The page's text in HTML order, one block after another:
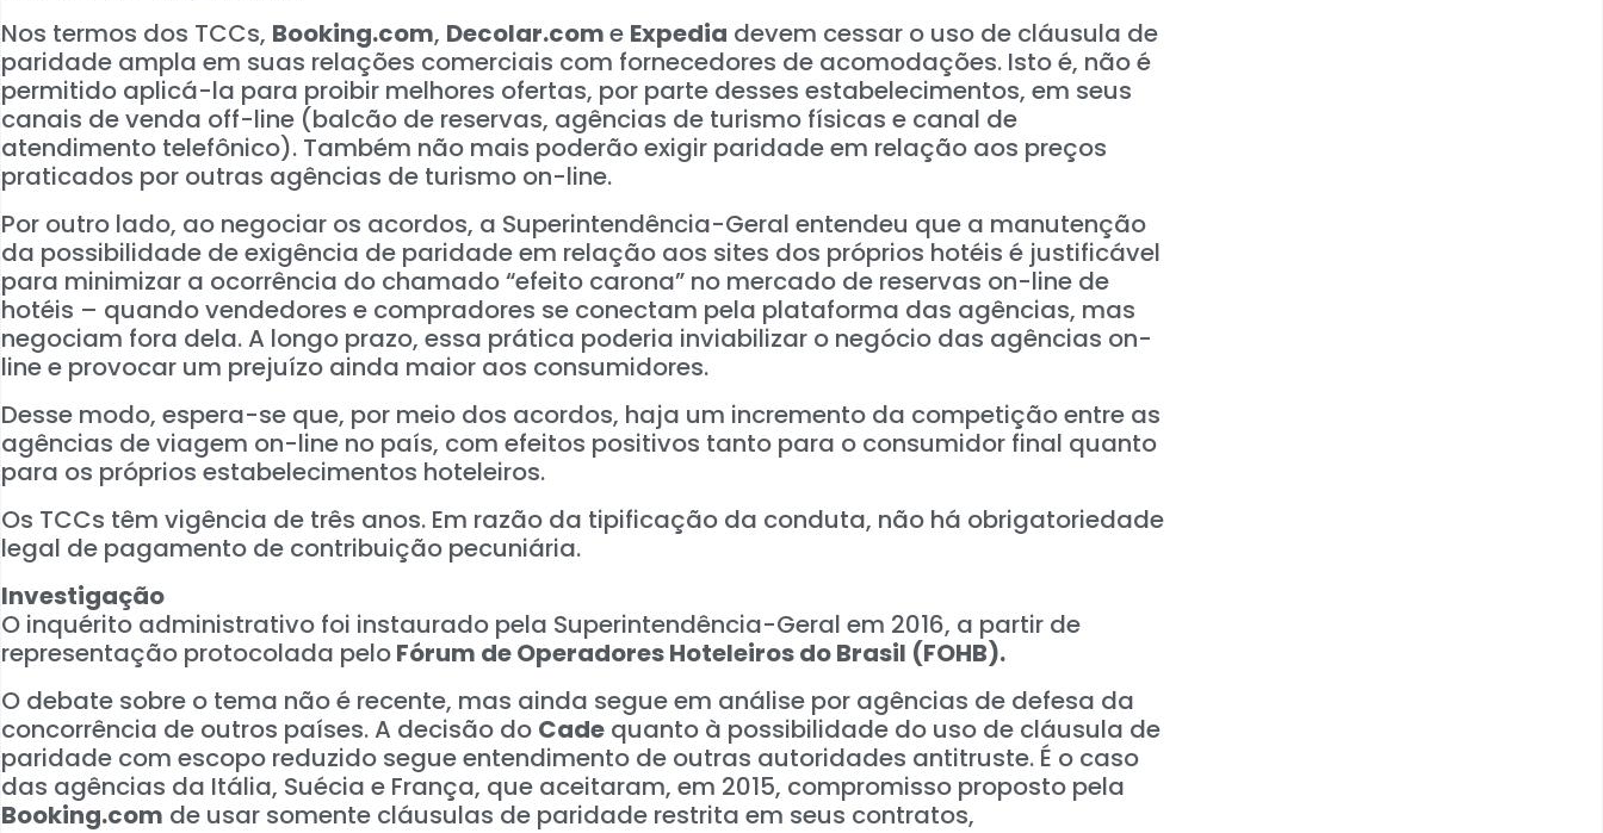
Nos termos dos TCCs, Booking.com, Decolar.come Expedia devem cessar o uso de cláusula de
paridade ampla em suas relações comerciais com fornecedores de acomodações. Isto é, não é
permitido aplicá-la para proibir melhores ofertas, por parte desses estabelecimentos, em seus
canais de venda off-line (balcão de reservas, agências de turismo físicas e canal de
atendimento telefônico). Também não mais poderão exigir paridade em relação aos preços
praticados por outras agências de turismo on-line.
Por outro lado, ao negociar os acordos, a Superintendência-Geral entendeu que a manutenção
da possibilidade de exigência de paridade em relação aos sites dos próprios hotéis é justificável
para minimizar a ocorrência do chamado “efeito carona” no mercado de reservas on-line de
hotéis – quando vendedores e compradores se conectam pela plataforma das agências, mas
negociam fora dela. A longo prazo, essa prática poderia inviabilizar o negócio das agências on-
line e provocar um prejuízo ainda maior aos consumidores.
Desse modo, espera-se que, por meio dos acordos, haja um incremento da competição entre as
agências de viagem on-line no país, com efeitos positivos tanto para o consumidor final quanto
para os próprios estabelecimentos hoteleiros.
Os TCCs têm vigência de três anos. Em razão da tipificação da conduta, não há obrigatoriedade
legal de pagamento de contribuição pecuniária.
Investigação
O inquérito administrativo foi instaurado pela Superintendência-Geral em 2016, a partir de
representação protocolada peloFórum de Operadores Hoteleiros do Brasil (FOHB).
O debate sobre o tema não é recente, mas ainda segue em análise por agências de defesa da
concorrência de outros países. A decisão do Cade quanto à possibilidade do uso de cláusula de
paridade com escopo reduzido segue entendimento de outras autoridades antitruste. É o caso
das agências da Itália, Suécia e França, que aceitaram, em 2015, compromisso proposto pela
Booking.com de usar somente cláusulas de paridade restrita em seus contratos,